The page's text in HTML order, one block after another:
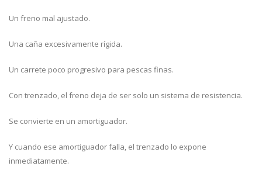
Un freno mal ajustado.
Una caña excesivamente rígida.
Un carrete poco progresivo para pescas finas.
Con trenzado, el freno deja de ser solo un sistema de resistencia.
Se convierte en un amortiguador.
Y cuando ese amortiguador falla, el trenzado lo expone
inmediatamente.